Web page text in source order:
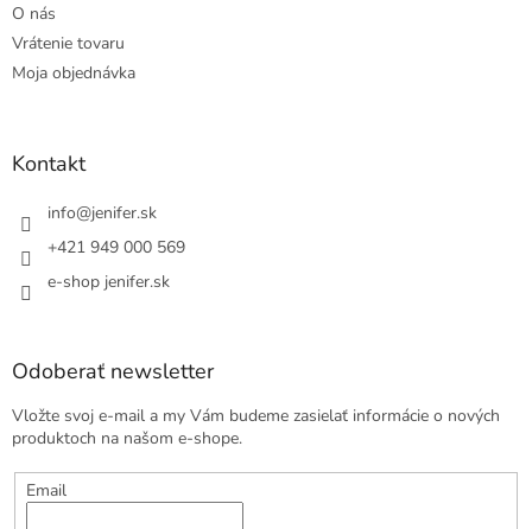
O nás
Vrátenie tovaru
Moja objednávka
Kontakt
info@jenifer.sk
+421 949 000 569
e-shop jenifer.sk
Odoberať newsletter
Vložte svoj e-mail a my Vám budeme zasielať informácie o nových
produktoch na našom e-shope.
Email